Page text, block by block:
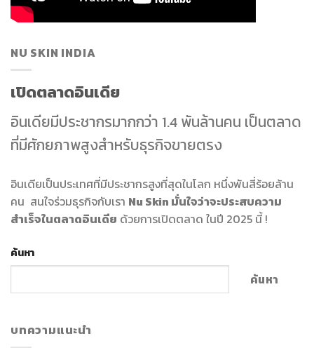
NU SKIN INDIA
เปิดตลาดอินเดีย
อินเดียมีประชากรมากกว่า 1.4 พันล้านคน เป็นตลาด
ที่มีศักยภาพสูงสำหรับธุรกิจขายตรง
อินเดียเป็นประเทศที่มีประชากรสูงที่สุดในโลก หนึ่งพันสี่ร้อยล้าน
คน สนใจร่วมธุรกิจกับเรา Nu Skin มั่นใจว่าจะประสบความ
สำเร็จในตลาดอินเดีย ด้วยการเปิดตลาด ในปี 2025 นี้ !
ค้นหา
ค้นหา
บทความแนะนำ